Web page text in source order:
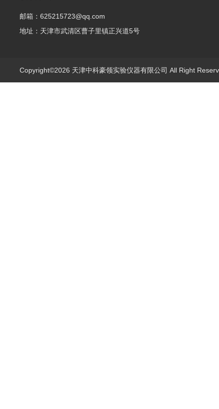
邮箱：625215723@qq.com
地址：天津市武清区曹子里镇正兴道5号
Copyright©2026 天津中科豪领实验仪器有限公司 All Right